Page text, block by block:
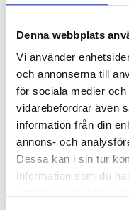
Denna webbplats
Vi använder
och annonserna till
för sociala medier
vidarebefordrar även
information från din
annons- och
Dessa kan i sin tur
information som du
Köp
Är du
Beroende på